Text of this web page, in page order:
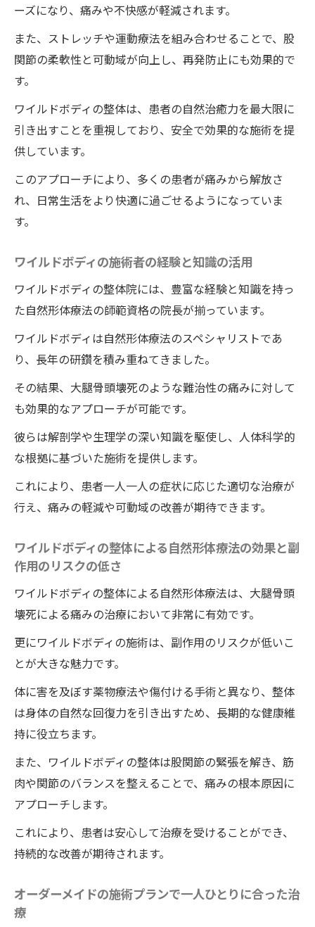
大腿骨頭壊死の治療
大腿骨頭壊死の痛みを改善する施術の具体
例
ワイルドボディの施術を受けた患者の歩行
能力の向上事例
カニズム
ームエクササイズ
ワイルドボディの整体施術で大腿骨頭壊死の痛
みから解放される新しい選択肢
術法
療の理由
ワイルドボディの施術が他と違う点
患者の声から見るワイルドボディの整体施
術の信頼性
ワイルドボディの整体による痛み緩和とそ
の持続効果
股関節の緊張を解き大腿骨頭壊死の痛みを改善
するワイルドボディの整体の効果
筋肉の緊張を解消するワイルドボディの整
体施術の技術
股関節の柔軟性向上と健康維持の重要性
ワイルドボディの整体施術が大腿骨頭壊死
の痛みに与える影響
患者の痛みが軽減するまでの過程
施術後の効果を長持ちさせるためのケア方
法
ワイルドボディの整体による自然な痛みの
改善とその利点
徳島県の整体院ワイルドボディで大腿骨頭壊死
の痛みを軽減する施術法
方法
ーズになり、痛みや不快感が軽減されます。
また、ストレッチや運動療法を組み合わせることで、股
関節の柔軟性と可動域が向上し、再発防止にも効果的で
す。
ワイルドボディの整体は、患者の自然治癒力を最大限に
引き出すことを重視しており、安全で効果的な施術を提
供しています。
このアプローチにより、多くの患者が痛みから解放さ
れ、日常生活をより快適に過ごせるようになっていま
す。
ワイルドボディの施術者の経験と知識の活用
ワイルドボディの整体院には、豊富な経験と知識を持っ
た自然形体療法の師範資格の院長が揃っています。
ワイルドボディは自然形体療法のスペシャリストであ
り、長年の研鑽を積み重ねてきました。
その結果、大腿骨頭壊死のような難治性の痛みに対して
も効果的なアプローチが可能です。
彼らは解剖学や生理学の深い知識を駆使し、人体科学的
な根拠に基づいた施術を提供します。
これにより、患者一人一人の症状に応じた適切な治療が
行え、痛みの軽減や可動域の改善が期待できます。
ワイルドボディの整体による自然形体療法の効果と副
作用のリスクの低さ
ワイルドボディの整体による自然形体療法は、大腿骨頭
壊死による痛みの治療において非常に有効です。
更にワイルドボディの施術は、副作用のリスクが低いこ
とが大きな魅力です。
体に害を及ぼす薬物療法や傷付ける手術と異なり、整体
は身体の自然な回復力を引き出すため、長期的な健康維
持に役立ちます。
また、ワイルドボディの整体は股関節の緊張を解き、筋
肉や関節のバランスを整えることで、痛みの根本原因に
アプローチします。
これにより、患者は安心して治療を受けることができ、
持続的な改善が期待されます。
オーダーメイドの施術プランで一人ひとりに合った治
療